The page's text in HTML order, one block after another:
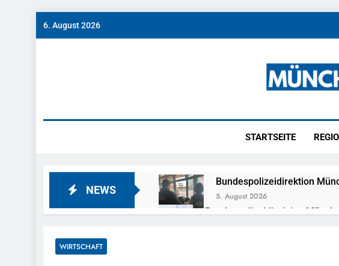
6. August 2026
STARTSEITE
NEWS
Bundespolizeidirektion
5. August 2026
Bundespolizeidirektion
Bundespolizeidirektion
WIRTSCHAFT